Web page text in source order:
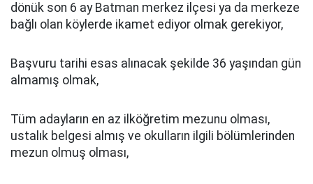
dönük son 6 ay Batman merkez ilçesi ya da merkeze
bağlı olan köylerde ikamet ediyor olmak gerekiyor,
Başvuru tarihi esas alınacak şekilde 36 yaşından gün
almamış olmak,
Tüm adayların en az ilköğretim mezunu olması,
ustalık belgesi almış ve okulların ilgili bölümlerinden
mezun olmuş olması,